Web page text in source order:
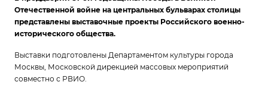
Отечественной войне на центральных бульварах столицы
представлены выставочные проекты Российского военно-
исторического общества.
Выставки подготовлены Департаментом культуры города
Москвы, Московской дирекцией массовых мероприятий
совместно с РВИО.